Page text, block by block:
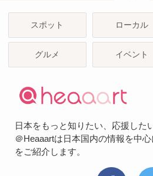
スポット ローカル
グルメ イベント
日本をもっと知りたい、応援したい
＠Heaaartは日本国内の情報を中
をご紹介します。